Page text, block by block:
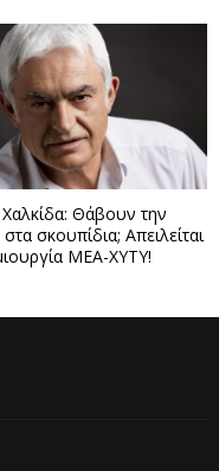
Θάβουν την
σκουπίδια; Απειλείται
ΜΕΑ-ΧΥΤΥ!